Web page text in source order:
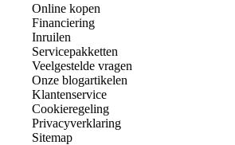
Online kopen
Financiering
Inruilen
Servicepakketten
Veelgestelde vragen
Onze blogartikelen
Klantenservice
Cookieregeling
Privacyverklaring
Sitemap